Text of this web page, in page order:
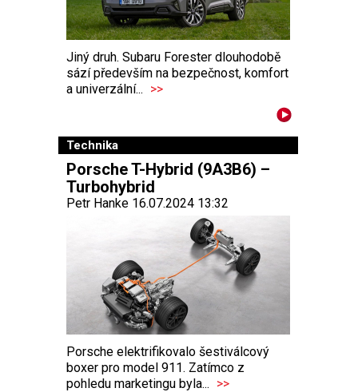
Jiný druh. Subaru Forester dlouhodobě
sází především na bezpečnost, komfort
a univerzální... >>
Technika
Porsche T-Hybrid (9A3B6) –
Turbohybrid
Petr Hanke 16.07.2024 13:32
Porsche elektrifikovalo šestiválcový
boxer pro model 911. Zatímco z
pohledu marketingu byla... >>